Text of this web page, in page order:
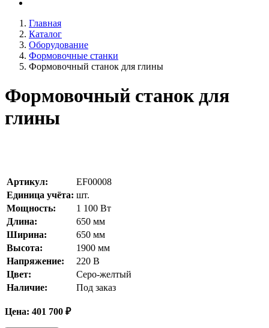
Главная
Каталог
Оборудование
Формовочные станки
Формовочный станок для глины
Формовочный станок для
глины
Артикул:
EF00008
Единица учёта: шт.
Мощность:
1 100 Вт
Длина:
650 мм
Ширина:
650 мм
Высота:
1900 мм
Напряжение:
220 В
Цвет:
Серо-желтый
Наличие:
Под заказ
Цена: 401 700 ₽